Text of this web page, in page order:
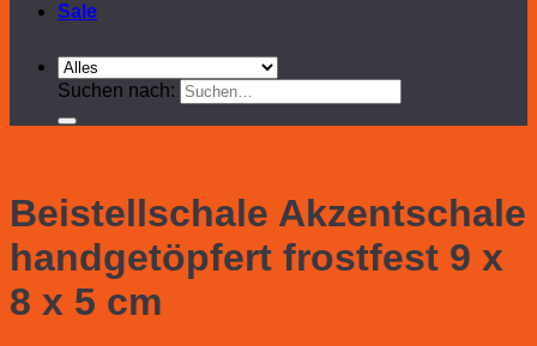
Sale
Suchen nach:
Beistellschale Akzentschale
handgetöpfert frostfest 9 x
8 x 5 cm